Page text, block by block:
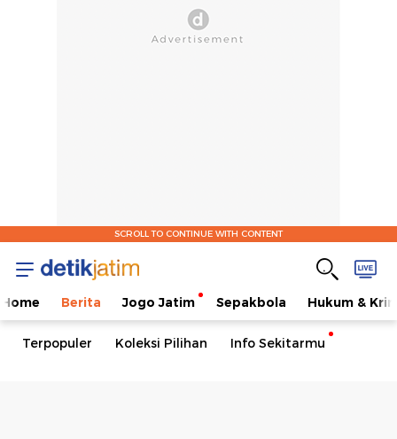
SCROLL TO CONTINUE WITH CONTENT
Home Berita Jogo Jatim Sepakbola Hukum &
Terpopuler Koleksi Pilihan Info Sekitarmu